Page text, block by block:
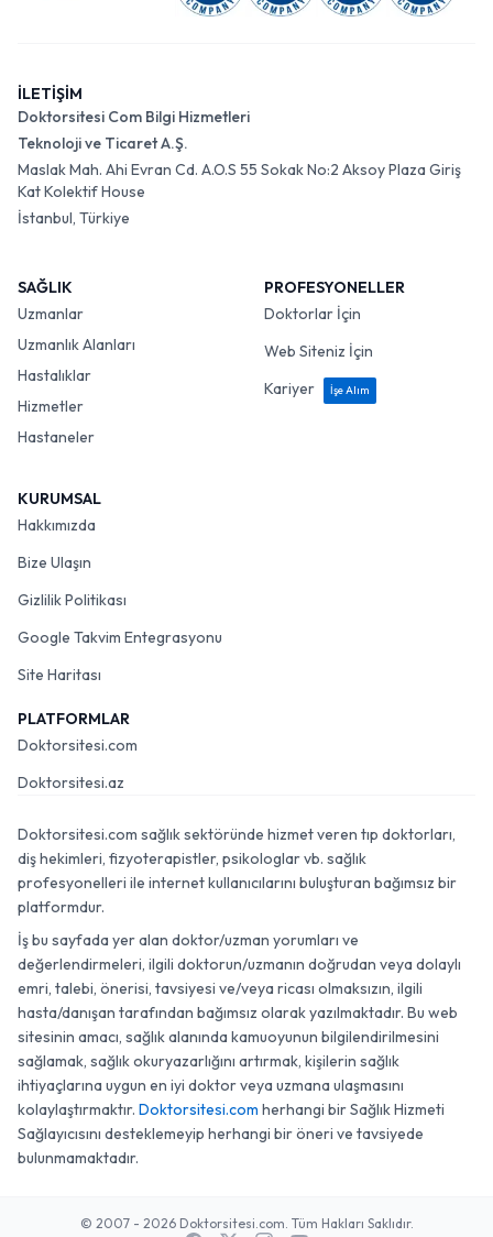
İLETİŞİM
Doktorsitesi Com Bilgi Hizmetleri
Teknoloji ve Ticaret A.Ş.
Maslak Mah. Ahi Evran Cd. A.O.S 55 Sokak No:2 Aksoy Plaza Giriş
Kat Kolektif House
İstanbul, Türkiye
SAĞLIK
Uzmanlar
Uzmanlık Alanları
Hastalıklar
Hizmetler
Hastaneler
PROFESYONELLER
Doktorlar İçin
Web Siteniz İçin
Kariyer
İşe Alım
KURUMSAL
Hakkımızda
Bize Ulaşın
Gizlilik Politikası
Google Takvim Entegrasyonu
Site Haritası
PLATFORMLAR
Doktorsitesi.com
Doktorsitesi.az
Doktorsitesi.com sağlık sektöründe hizmet veren tıp doktorları,
diş hekimleri, fizyoterapistler, psikologlar vb. sağlık
profesyonelleri ile internet kullanıcılarını buluşturan bağımsız bir
platformdur.
İş bu sayfada yer alan doktor/uzman yorumları ve
değerlendirmeleri, ilgili doktorun/uzmanın doğrudan veya dolaylı
emri, talebi, önerisi, tavsiyesi ve/veya ricası olmaksızın, ilgili
hasta/danışan tarafından bağımsız olarak yazılmaktadır. Bu web
sitesinin amacı, sağlık alanında kamuoyunun bilgilendirilmesini
sağlamak, sağlık okuryazarlığını artırmak, kişilerin sağlık
ihtiyaçlarına uygun en iyi doktor veya uzmana ulaşmasını
kolaylaştırmaktır. Doktorsitesi.com herhangi bir Sağlık Hizmeti
Sağlayıcısını desteklemeyip herhangi bir öneri ve tavsiyede
bulunmamaktadır.
© 2007 - 2026 Doktorsitesi.com. Tüm Hakları Saklıdır.